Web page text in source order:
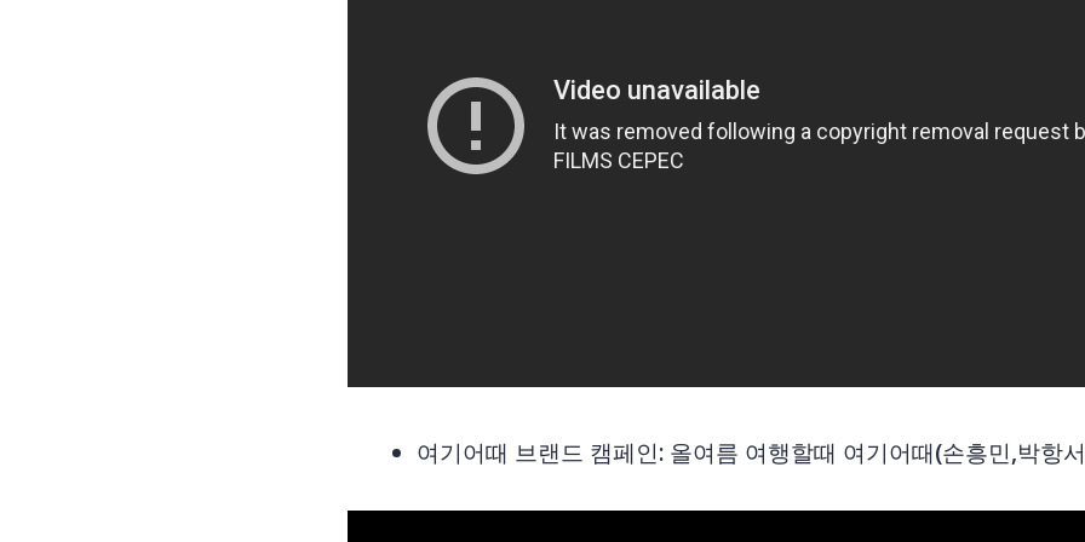
여기어때 브랜드 캠페인: 올여름 여행할때 여기어때(손흥민,박항